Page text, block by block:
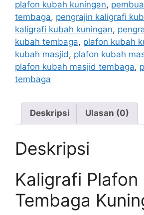
plafon kubah kuningan,
tembaga, pengrajin kaligrafi
kaligrafi kubah kuningan,
kubah tembaga, plafon kubah
kubah masjid, plafon kubah
plafon kubah masjid tembaga,
tembaga
Deskripsi Ulasan (0)
Deskripsi
Kaligrafi Plafon
Tembaga